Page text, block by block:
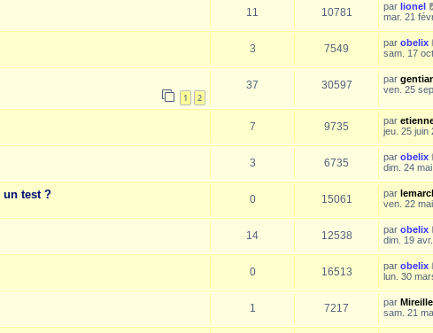
11 10781 par lionel
mar. 21
3 7549 par obelix
sam. 17
1 2
37 30597 par
ven. 25
7 9735 par
jeu. 25 juin
3 6735 par obelix
dim. 24
un test ? 0 15061 par
ven. 22
14 12538 par obelix
dim. 19
0 16513 par obelix
lun. 30
1 7217 par Mireille
sam. 21